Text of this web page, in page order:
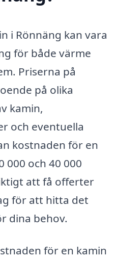
i Rönnäng kan vara
för både värme
Priserna på
på olika
kamin,
och eventuella
kostnaden för en
000 och 40 000
att få offerter
för att hitta det
dina behov.
för en kamin